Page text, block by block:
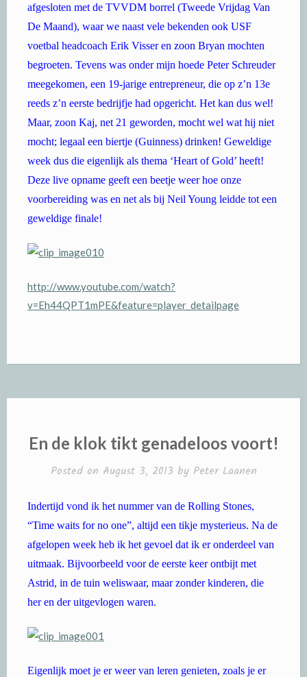
afgesloten met de TVVDM borrel (Tweede Vrijdag Van
De Maand), waar we naast vele bekenden ook USF
voetbal headcoach Erik Visser en zoon Bryan mochten
begroeten. Tevens was onder mijn hoede Peter Schreuder
meegekomen, een 19-jarige entrepreneur, die op z’n 13e
reeds z’n eerste bedrijfje had opgericht. Het kan dus wel!
Maar, zoon Kaj, net 21 geworden, mocht wel wat hij niet
mocht; legaal een biertje (Guinness) drinken! Geweldige
week dus die eigenlijk als thema ‘Heart of Gold’ heeft!
Deze live opname geeft een beetje weer hoe onze
voorbereiding was en net als bij Neil Young leidde tot een
geweldige finale!
http://www.youtube.com/watch?
v=Eh44QPT1mPE&feature=player_detailpage
En de klok tikt genadeloos voort!
Posted on August 3, 2013 by Peter Laanen
Indertijd vond ik het nummer van de Rolling Stones,
“Time waits for no one”, altijd een tikje mysterieus. Na de
afgelopen week heb ik het gevoel dat ik er onderdeel van
uitmaak. Bijvoorbeeld voor de eerste keer ontbijt met
Astrid, in de tuin weliswaar, maar zonder kinderen, die
her en der uitgevlogen waren.
Eigenlijk moet je er weer van leren genieten, zoals je er